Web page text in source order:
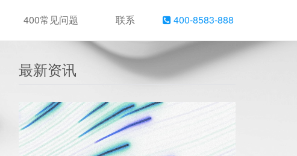
400常见问题 联系 400-8583-888
最新资讯